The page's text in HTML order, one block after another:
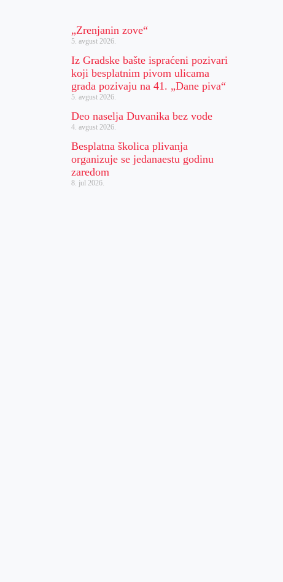
„Zrenjanin zove“
5. avgust 2026.
Iz Gradske bašte ispraćeni pozivari
koji besplatnim pivom ulicama
grada pozivaju na 41. „Dane piva“
5. avgust 2026.
Deo naselja Duvanika bez vode
4. avgust 2026.
Besplatna školica plivanja
organizuje se jedanaestu godinu
zaredom
8. jul 2026.